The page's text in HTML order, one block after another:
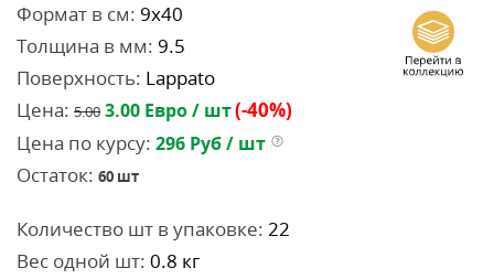
Формат в см: 9x40
Толщина в мм: 9.5
Поверхность: Lappato
Цена: 5.00 3.00 Евро / шт(-40%)
Цена по курсу: 296 Руб / шт
Остаток: 60 шт
Количество шт в упаковке: 22
Вес одной шт: 0.8 кг